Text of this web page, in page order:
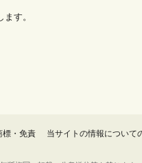
す。
標・免責 当サイトの情報について